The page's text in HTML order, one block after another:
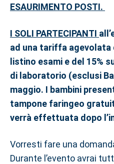
ESAURIMENTO POSTI.
I SOLI PARTECIPANTI
ad una tariffa agevolata
listino esami e del 15%
di laboratorio (esclusi
maggio. I bambini
tampone faringeo
verrà effettuata dopo
Vorresti fare una
Durante l’evento avrai